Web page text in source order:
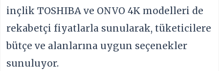
inçlik TOSHIBA ve ONVO 4K modelleri de
rekabetçi fiyatlarla sunularak, tüketicilere
bütçe ve alanlarına uygun seçenekler
sunuluyor.